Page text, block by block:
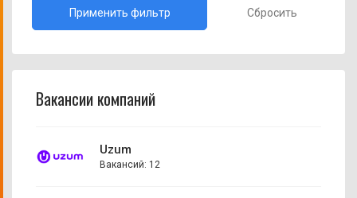
Сбросить
Вакансии компаний
Uzum
Вакансий: 12